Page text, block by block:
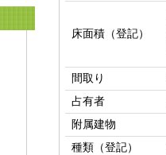
床面積（登記）
間取り
占有者
附属建物
種類（登記）